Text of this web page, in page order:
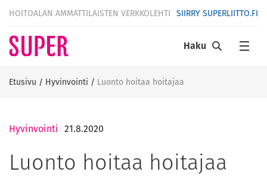
HOITOALAN AMMATTILAISTEN VERKKOLEHTI SIIRRY SUPERLIITTO.FI
Haku
Etusivu / Hyvinvointi / Luonto hoitaa hoitajaa
Hyvinvointi 21.8.2020
Luonto hoitaa hoitajaa